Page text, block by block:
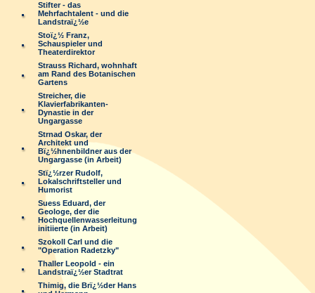
Stifter - das
Mehrfachtalent - und die
Landstraï¿½e
Stoï¿½ Franz,
Schauspieler und
Theaterdirektor
Strauss Richard, wohnhaft
am Rand des Botanischen
Gartens
Streicher, die
Klavierfabrikanten-
Dynastie in der
Ungargasse
Strnad Oskar, der
Architekt und
Bï¿½hnenbildner aus der
Ungargasse (in Arbeit)
Stï¿½rzer Rudolf,
Lokalschriftsteller und
Humorist
Suess Eduard, der
Geologe, der die
Hochquellenwasserleitung
initiierte (in Arbeit)
Szokoll Carl und die
"Operation Radetzky"
Thaller Leopold - ein
Landstraï¿½er Stadtrat
Thimig, die Brï¿½der Hans